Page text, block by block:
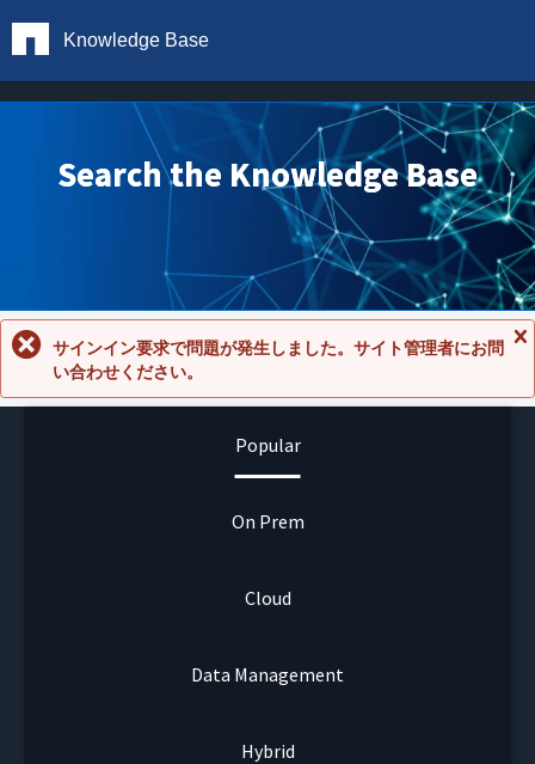
Knowledge Base
Search the Knowledge Base
セ
サインイン要求で問題が発生しました。サイト管理者にお問
い合わせください。
Popular
On Prem
Cloud
Data Management
Hybrid